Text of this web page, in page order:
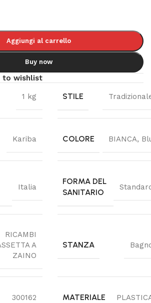
Aggiungi al carrello
Buy now
to wishlist
1 kg STILE
Kariba COLORE BIANCA,
Italia
FORMA DEL
SANITARIO
RICAMBI
A
ZAINO
STANZA
300162 MATERIALE